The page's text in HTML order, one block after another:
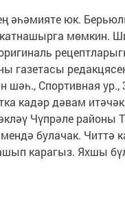
әһәмияте юк.
мөмкин.
газетасы
шәһ., Спортивная ур.,
кадәр дәвам
Чүпрәле районы
булачак. Читтә
карагыз. Яхшы